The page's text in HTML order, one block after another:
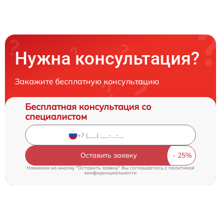
Нужна консультация?
Закажите бесплатную консультацию
Бесплатная консультация со
специалистом
Оставить заявку
Нажимая на кнопку "Оставить заявку" Вы соглашаетесь c политикой
конфиденциальности